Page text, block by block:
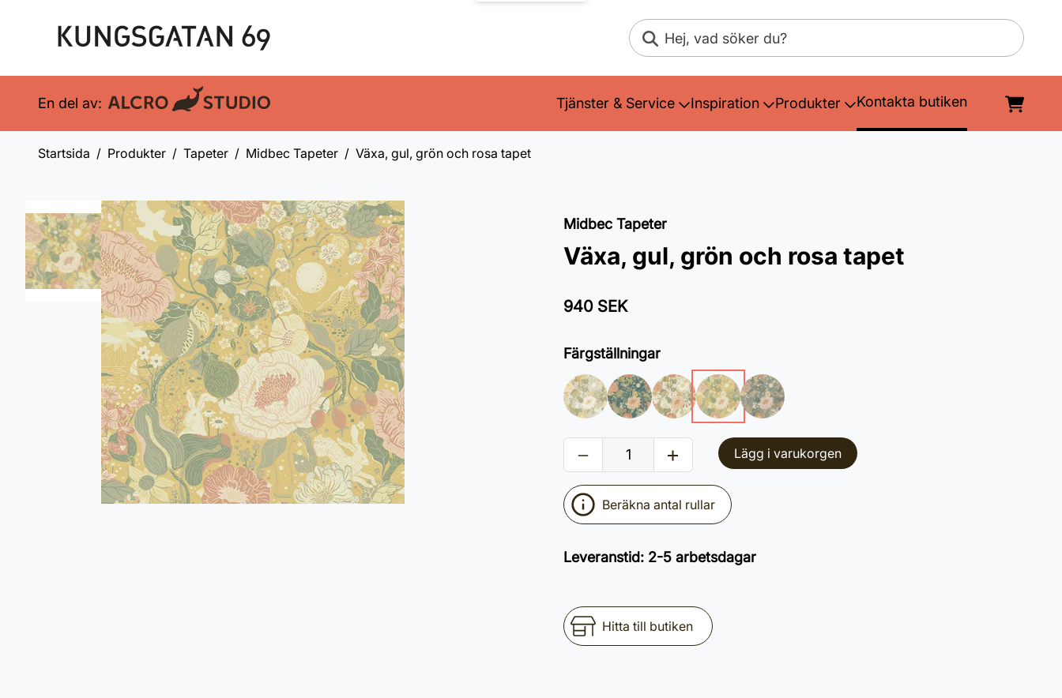
Sök
En del av: Tjänster & Service Inspiration Produkter Kontakta butiken
Startsida Produkter Tapeter Midbec Tapeter Växa, gul, grön och rosa tapet
Midbec Tapeter
Växa, gul, grön och rosa tapet
940 SEK
Färgställningar
Lägg i varukorgen
Beräkna antal rullar
Leveranstid: 2-5 arbetsdagar
Hitta till butiken